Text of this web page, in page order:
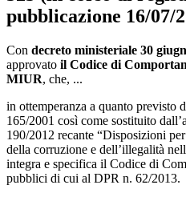
pubblicazione 16/07/
Con decreto ministeriale 30
approvato il Codice di
MIUR, che, ...
in ottemperanza a quanto previsto
165/2001 così come sostituito
190/2012 recante “Disposizioni
della corruzione e dell’illegalità
integra e specifica il Codice di
pubblici di cui al DPR n. 62/2013.